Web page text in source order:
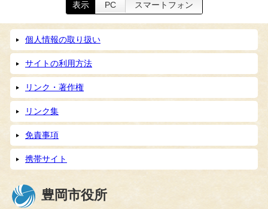
表示 PC スマートフォン
個人情報の取り扱い
サイトの利用方法
リンク・著作権
リンク集
免責事項
携帯サイト
豊岡市役所